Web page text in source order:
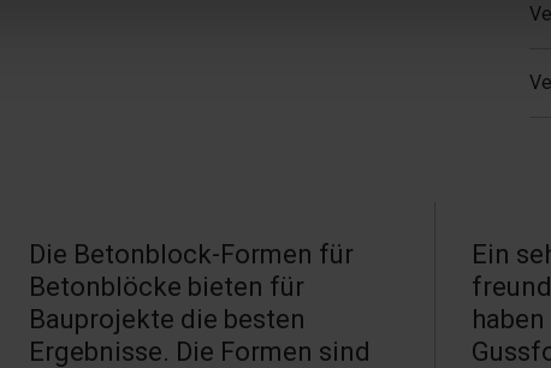
Die Betonblock-Formen für
Betonblöcke bieten für
Bauprojekte die besten
Ergebnisse. Die Formen sind
Ein